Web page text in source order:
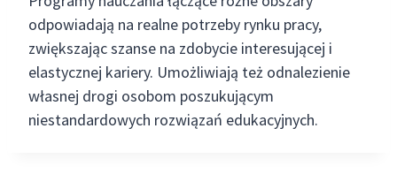
odpowiadają na realne potrzeby rynku pracy,
zwiększając szanse na zdobycie interesującej i
elastycznej kariery. Umożliwiają też odnalezienie
własnej drogi osobom poszukującym
niestandardowych rozwiązań edukacyjnych.